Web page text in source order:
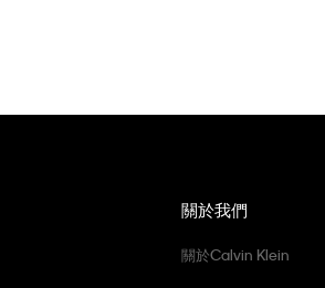
關於我們
關於Calvin Klein